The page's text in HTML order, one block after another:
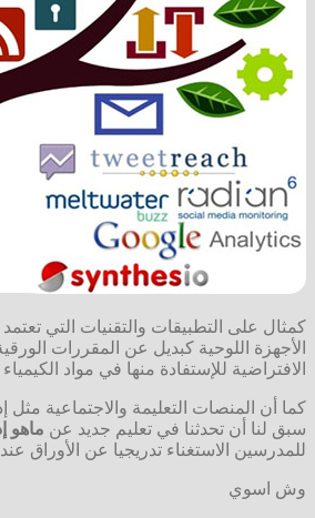
الافتراضية للإستفادة منها في مواد
كما أن المنصات التعليمة والاجتماعية مثل
سبق لنا أن تحدثنا في تعليم جديد عن ماهو
للمدرسين الاستغناء تدريجيا عن الأوراق
وش اسوي